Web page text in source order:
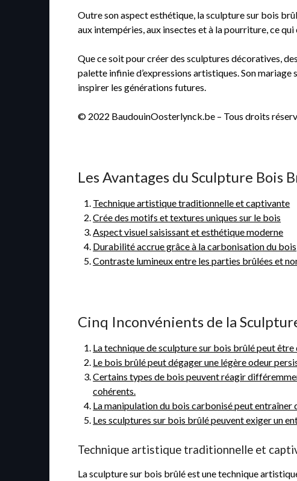
Outre son aspect esthétique, la sculpture sur bois
aux intempéries, aux insectes et à la pourriture, ce
Que ce soit pour créer des sculptures décoratives,
palette infinie d’expressions artistiques. Son
inspirer les générations futures.
© 2022 BaudouinOosterlynck.be – Tous droits
Les Avantages du Sculpture
Technique artistique traditionnelle et captivante
Crée des motifs et textures uniques sur le bois
Aspect visuel saisissant et esthétique moderne
Durabilité accrue grâce à la carbonisation du bois
Contraste lumineux entre les parties brûlées et
Cinq Inconvénients de la
La technique de sculpture sur bois brûlé peut
Le bois brûlé peut dégager une légère odeur
Certains types de bois peuvent réagir
cohérents.
La manipulation du bois carbonisé peut entraîner
Les sculptures sur bois brûlé peuvent exiger un
Technique artistique traditionnelle et
La sculpture sur bois brûlé est une technique